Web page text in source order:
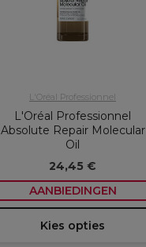
L'Oréal Professionnel
L'Oréal Professionnel
Absolute Repair Molecular
Oil
24,45 €
AANBIEDINGEN
Kies opties